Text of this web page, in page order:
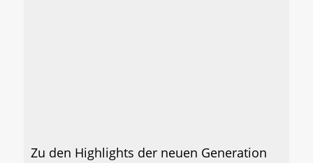
Zu den Highlights der neuen Generation